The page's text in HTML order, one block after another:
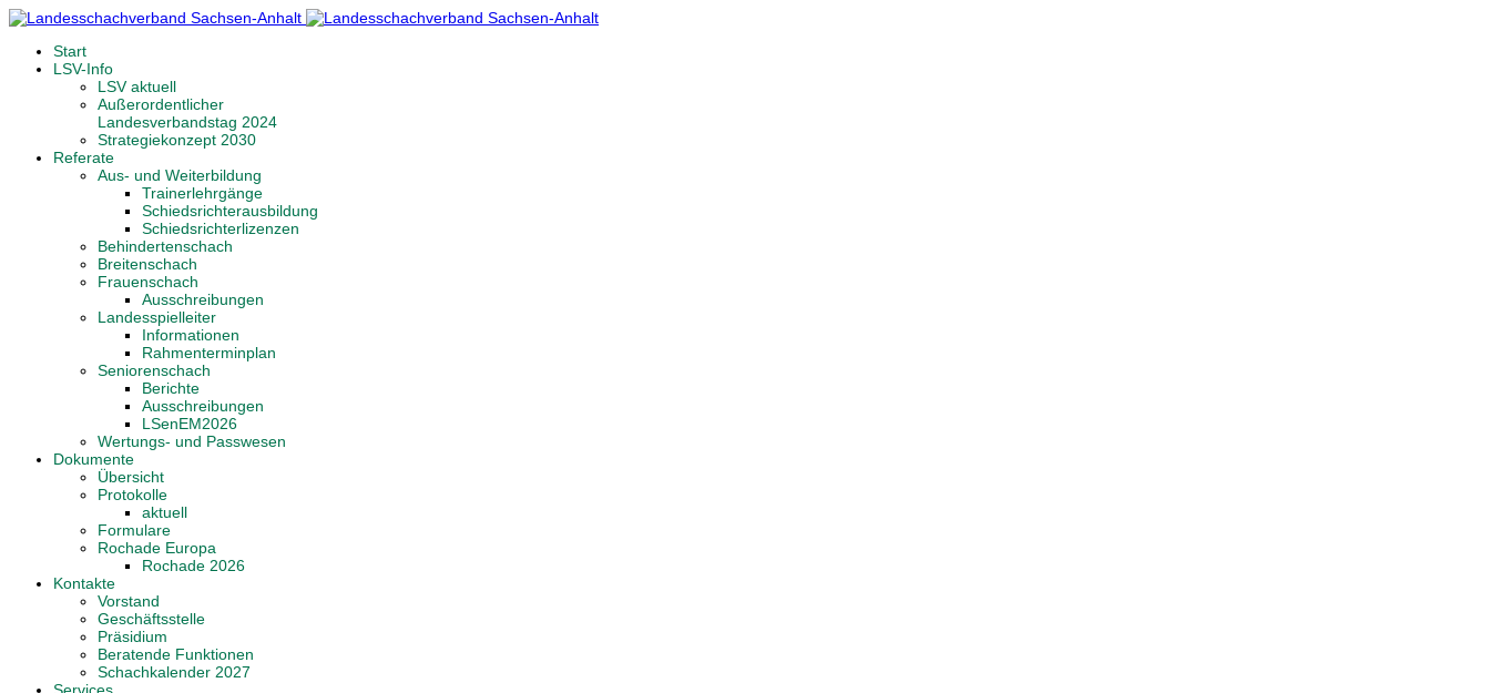
Start
LSV-Info
LSV aktuell
Außerordentlicher
Landesverbandstag 2024
Strategiekonzept 2030
Referate
Aus- und Weiterbildung
Trainerlehrgänge
Schiedsrichterausbildung
Schiedsrichterlizenzen
Behindertenschach
Breitenschach
Frauenschach
Ausschreibungen
Landesspielleiter
Informationen
Rahmenterminplan
Seniorenschach
Berichte
Ausschreibungen
LSenEM2026
Wertungs- und Passwesen
Dokumente
Übersicht
Protokolle
aktuell
Formulare
Rochade Europa
Rochade 2026
Kontakte
Vorstand
Geschäftsstelle
Präsidium
Beratende Funktionen
Schachkalender 2027